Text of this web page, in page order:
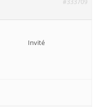
#333709
Invité